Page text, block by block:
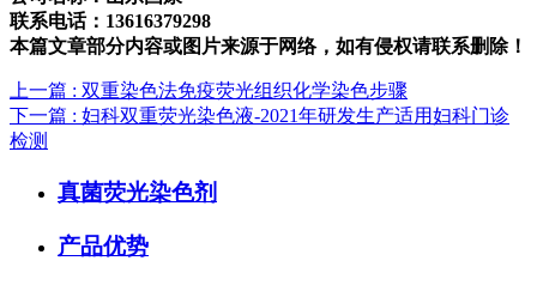
联系电话：13616379298
本篇文章部分内容或图片来源于网络，如有侵权请联系删除！
上一篇 : 双重染色法免疫荧光组织化学染色步骤
下一篇 : 妇科双重荧光染色液-2021年研发生产适用妇科门诊
检测
真菌荧光染色剂
产品优势